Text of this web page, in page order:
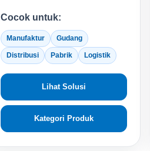
Cocok untuk:
Manufaktur Gudang
Distribusi Pabrik Logistik
Lihat Solusi
Kategori Produk